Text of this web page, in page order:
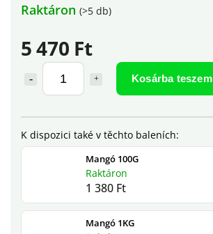
5 470 Ft
Kosárba teszem
Mangó 100G
Raktáron
1 380 Ft
Mangó 1KG
Raktáron (>5 db)